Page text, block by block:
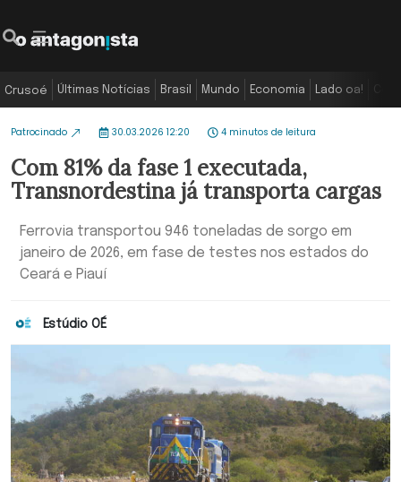
Crusoé Últimas Notícias Brasil Mundo Economia Lado oa!
Patrocinado 30.03.2026 12:20 4 minutos de leitura
Com 81% da fase 1 executada,
Transnordestina já transporta cargas
Ferrovia transportou 946 toneladas de sorgo em
janeiro de 2026, em fase de testes nos estados do
Ceará e Piauí
Estúdio OÉ